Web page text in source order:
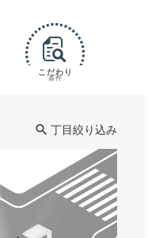
こだわり
条件
丁目絞り込み